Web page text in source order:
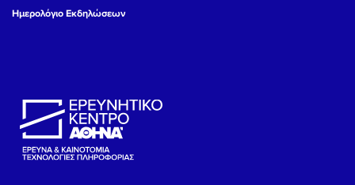
Ημερολόγιο Εκδηλώσεων